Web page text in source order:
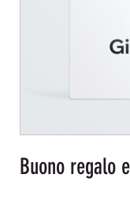
Buono regalo